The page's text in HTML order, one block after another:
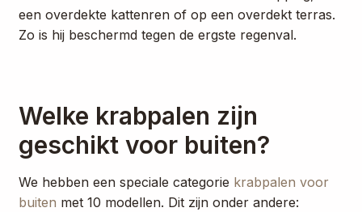
een overdekte kattenren of op een overdekt terras.
Zo is hij beschermd tegen de ergste regenval.
Welke krabpalen zijn
geschikt voor buiten?
We hebben een speciale categorie krabpalen voor
buiten met 10 modellen. Dit zijn onder andere: